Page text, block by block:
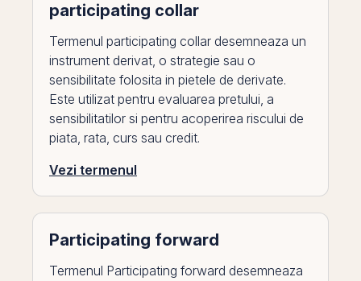
participating collar
Termenul participating collar desemneaza un
instrument derivat, o strategie sau o
sensibilitate folosita in pietele de derivate.
Este utilizat pentru evaluarea pretului, a
sensibilitatilor si pentru acoperirea riscului de
piata, rata, curs sau credit.
Vezi termenul
Participating forward
Termenul Participating forward desemneaza